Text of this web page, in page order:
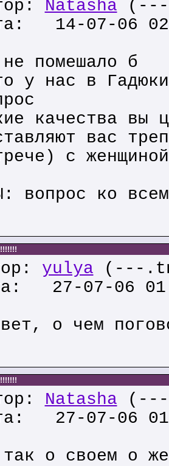
Natasha (---
14-07-06
помешало б
у нас в
качества вы
вас
с
вопрос ко
yulya (---
27-07-06
о чем
Natasha (---
27-07-06
о своем о